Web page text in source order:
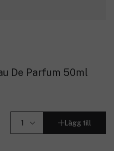
De Parfum 50ml
Lägg till